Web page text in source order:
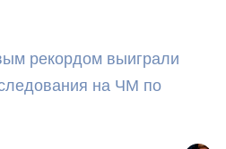
рекордом выиграли
на ЧМ по